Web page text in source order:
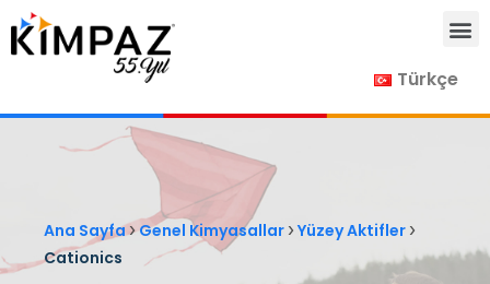
Türkçe
Ana Sayfa›Genel Kimyasallar › Yüzey Aktifler ›
Cationics